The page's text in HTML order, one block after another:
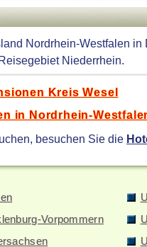
Nordrhein-Westfalen
Niederrhein.
Kreis Wesel
in Nordrhein-
besuchen Sie die
Vorpommern